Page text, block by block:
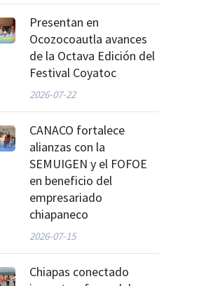
Presentan en
Ocozocoautla avances
de la Octava Edición del
Festival Coyatoc
2026-07-22
CANACO fortalece
alianzas con la
SEMUIGEN y el FOFOE
en beneficio del
empresariado
chiapaneco
2026-07-15
Chiapas conectado